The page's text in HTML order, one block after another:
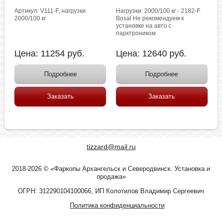
Артикул: V111-F, нагрузки
2000/100 кг
Цена: 11254 руб.
Подробнее
Заказать
Нагрузки: 2000/100 кг - 2182-F
Bosal Не рекомендуем к
установке на авто с
парктроником
Цена: 12640 руб.
Подробнее
Заказать
tizzard@mail.ru
2018-2026 © «Фаркопы Архангельск и Северодвинск. Установка и
продажа»
ОГРН: 312290104100066, ИП Колотилов Владимир Сергеевич
Политика конфиденциальности